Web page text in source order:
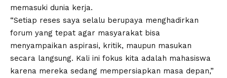
memasuki dunia kerja.
“Setiap reses saya selalu berupaya menghadirkan
forum yang tepat agar masyarakat bisa
menyampaikan aspirasi, kritik, maupun masukan
secara langsung. Kali ini fokus kita adalah mahasiswa
karena mereka sedang mempersiapkan masa depan,”